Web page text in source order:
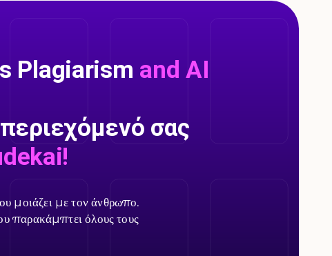
Plagiarism and AI
σας
μοιάζει με τον άνθρωπο.
παρακάμπτει όλους τους